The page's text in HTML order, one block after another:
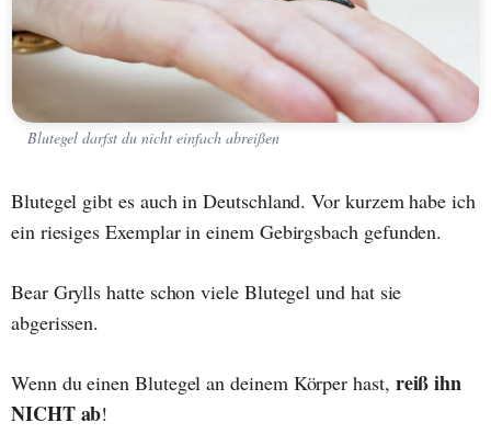
Blutegel darfst du nicht einfach abreißen
Blutegel gibt es auch in Deutschland. Vor kurzem habe ich
ein riesiges Exemplar in einem Gebirgsbach gefunden.
Bear Grylls hatte schon viele Blutegel und hat sie
abgerissen.
Wenn du einen Blutegel an deinem Körper hast, reiß ihn
NICHT ab!